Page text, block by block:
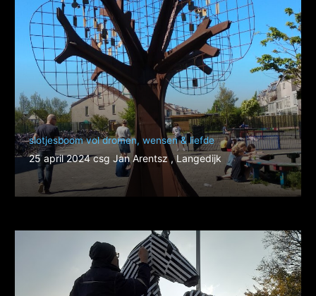
slotjesboom vol dromen, wensen & liefde
25 april 2024 csg Jan Arentsz , Langedijk